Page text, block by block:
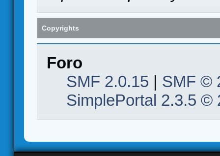
Copyrights
Foro
SMF 2.0.15 | SMF ©
SimplePortal 2.3.5 ©